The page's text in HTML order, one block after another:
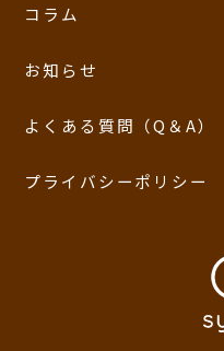
コラム
お知らせ
よくある質問（Q＆A）
プライバシーポリシー